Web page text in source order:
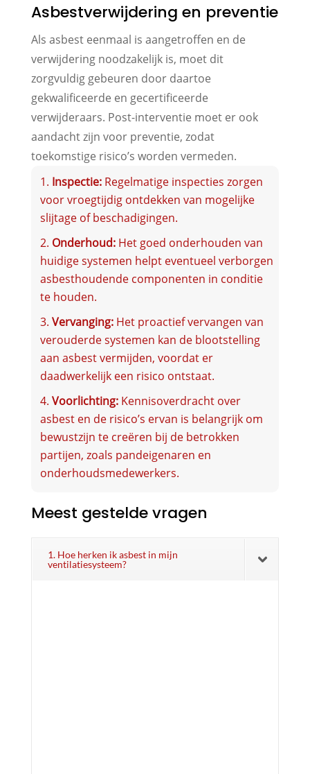
Asbestverwijdering en preventie
Als asbest eenmaal is aangetroffen en de
verwijdering noodzakelijk is, moet dit
zorgvuldig gebeuren door daartoe
gekwalificeerde en gecertificeerde
verwijderaars. Post-interventie moet er ook
aandacht zijn voor preventie, zodat
toekomstige risico’s worden vermeden.
Inspectie:Regelmatige inspecties zorgen
voor vroegtijdig ontdekken van mogelijke
slijtage of beschadigingen.
Onderhoud:Het goed onderhouden van
huidige systemen helpt eventueel verborgen
asbesthoudende componenten in conditie
te houden.
Vervanging:Het proactief vervangen van
verouderde systemen kan de blootstelling
aan asbest vermijden, voordat er
daadwerkelijk een risico ontstaat.
Voorlichting:Kennisoverdracht over
asbest en de risico’s ervan is belangrijk om
bewustzijn te creëren bij de betrokken
partijen, zoals pandeigenaren en
onderhoudsmedewerkers.
Meest gestelde vragen
1. Hoe herken ik asbest in mijn
ventilatiesysteem?